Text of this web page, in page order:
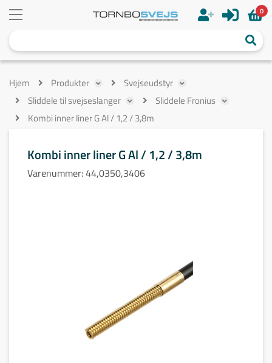
0
Hjem Produkter
Svejseudstyr
Sliddele til svejseslanger
Sliddele Fronius
Kombi inner liner G Al / 1,2 / 3,8m
Kombi inner liner G Al / 1,2 / 3,8m
Varenummer:44,0350,3406